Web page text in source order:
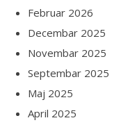
Februar 2026
Decembar 2025
Novembar 2025
Septembar 2025
Maj 2025
April 2025